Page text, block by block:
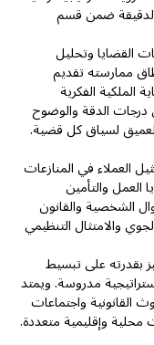
الدقيقة ضمن قسم
القضايا وتحليل
ممارسته تقديم
الملكية الفكرية
درجات الدقة والوضوح
لسياق كل قضية.
العملاء في المنازعات
العمل والتأمين
الشخصية والقانون
والامتثال التنظيمي
بقدرته على تبسيط
مدروسة. ويمتد
القانونية واجتماعات
وإقليمية متعددة.